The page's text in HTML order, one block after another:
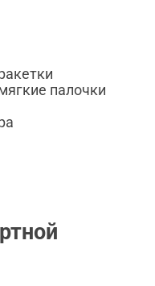
палочки